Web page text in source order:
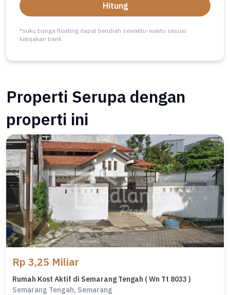
Hitung
*suku bunga floating dapat berubah sewaktu-waktu sesuai
kebijakan bank
Properti Serupa dengan
properti ini
Rp 3,25 Miliar
Rumah Kost Aktif di Semarang Tengah ( Wn Tt 8033 )
Semarang Tengah, Semarang